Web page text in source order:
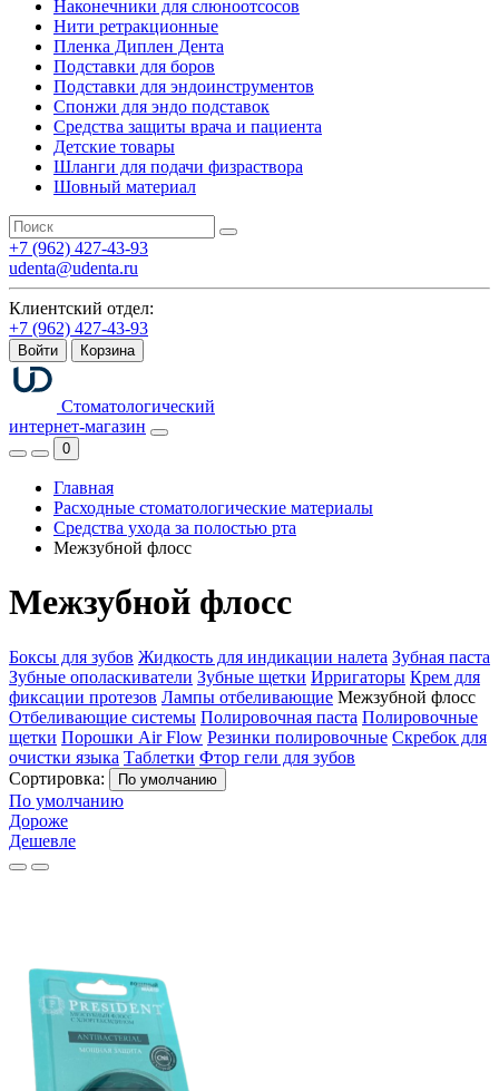
Наконечники для слюноотсосов
Нити ретракционные
Пленка Диплен Дента
Подставки для боров
Подставки для эндоинструментов
Спонжи для эндо подставок
Средства защиты врача и пациента
Детские товары
Шланги для подачи физраствора
Шовный материал
+7 (962) 427-43-93
udenta@udenta.ru
Клиентский отдел:
+7 (962) 427-43-93
Войти Корзина
Стоматологический
интернет-магазин
0
Главная
Расходные стоматологические материалы
Средства ухода за полостью рта
Межзубной флосс
Межзубной флосс
Боксы для зубов Жидкость для индикации налета Зубная паста
Зубные ополаскиватели Зубные щетки Ирригаторы Крем для
фиксации протезов Лампы отбеливающие Межзубной флосс
Отбеливающие системы Полировочная паста Полировочные
щетки Порошки Air Flow Резинки полировочные Скребок для
очистки языка Таблетки Фтор гели для зубов
Сортировка:
По умолчанию
По умолчанию
Дороже
Дешевле